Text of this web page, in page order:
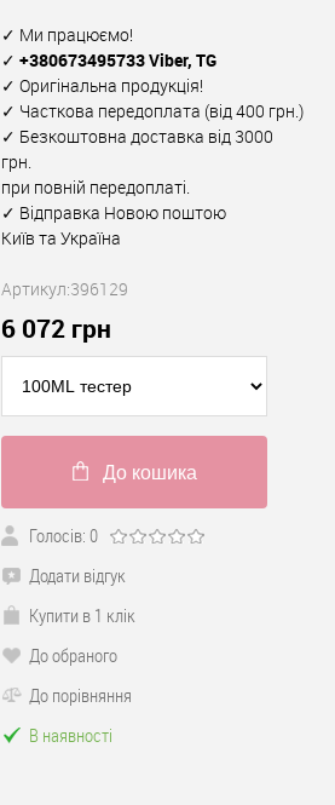
✓ Ми працюємо!
✓ +380673495733 Viber, TG
✓ Оригінальна продукція!
✓ Часткова передоплата (від 400 грн.)
✓ Безкоштовна доставка від 3000
грн.
при повній передоплаті.
✓ Відправка Новою поштою
Київ та Україна
Артикул:396129
6 072 грн
До кошика
Голосів: 0
Додати відгук
Купити в 1 клік
До обраного
До порівняння
В наявності